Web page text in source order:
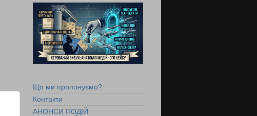
Що ми пропонуємо?
Контакти
АНОНСИ ПОДІЙ